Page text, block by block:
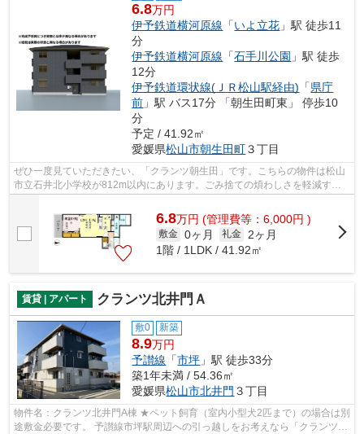
6.8万円
伊予鉄道横河原線 「いよ立花 」駅 徒歩11
分
伊予鉄道横河原線 「石手川公園 」駅 徒歩
12分
伊予鉄道環状線(ＪＲ松山駅経由) 「県庁
前 」駅 バス17分 「朝生田町東」 停歩10
分
予定 / 41.92㎡
愛媛県松山市朝生田町３丁目
ぜひ一度見ていただきたい、「クランツ朝生田」です。こちらの物件は松山
市立石井北小学校が812m以内にあります。ごみ捨ての煩わしさを軽減する
6.8万円 (管理費等：6,000円 )
敷金 0ヶ月 礼金
2ヶ月
1階 / 1LDK / 41.92㎡
賃貸 | アパート クランツ北井門Ａ
敷0 新築
8.9万円
予讃線 「市坪 」駅 徒歩33分
築1年未満 / 54.36㎡
愛媛県松山市北井門 ３丁目
物件名：クランツ北井門A棟 ★ペット飼育（室内小型犬2匹まで）の場合は別
途敷金必要です。 予讃線市坪駅周辺への引っ越しをお考えなら「クランツ北